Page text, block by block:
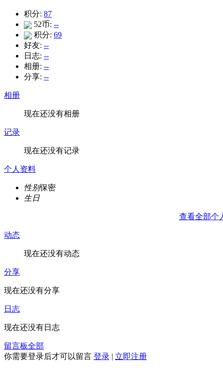
积分: 87
52币: --
积分: 69
好友: --
日志: --
相册: --
分享: --
相册
现在还没有相册
记录
现在还没有记录
个人资料
性别保密
生日
查看全部个
动态
现在还没有动态
分享
现在还没有分享
日志
现在还没有日志
留言板全部
你需要登录后才可以留言 登录 | 立即注册